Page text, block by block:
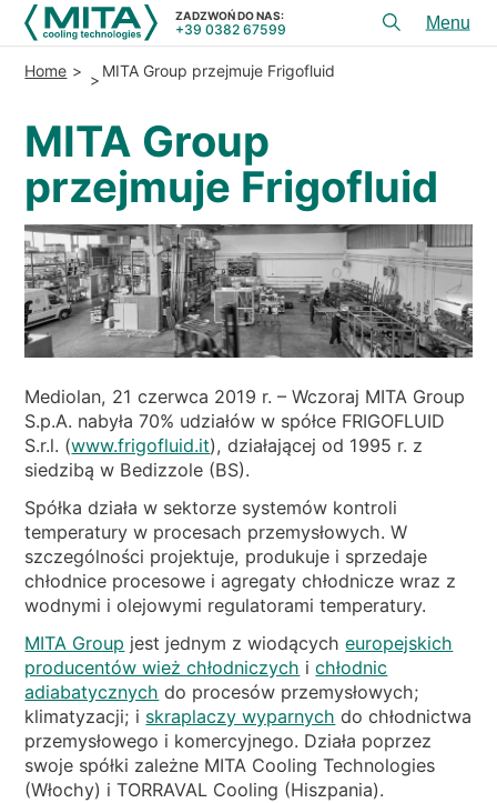
REFERENCJE
WIADOMOŚCI
KIM JESTEŚMY
ZRÓWNOWAŻONEGO
ARTYKUŁY TECHNICZNE
PL EN IT FR DE
ZADZWOŃ DO NAS:
+39 0382 67599
menu
PRODUKTY
APLIKACJE
USłUGI I DORADZTWO
SERWIS
ZASOBY
KONTAKT
Home MITA Group przejmuje Frigofluid
MITA Group
przejmuje Frigofluid
Mediolan, 21 czerwca 2019 r. – Wczoraj MITA Group
S.p.A. nabyła 70% udziałów w spółce FRIGOFLUID
S.r.l. (www.frigofluid.it), działającej od 1995 r. z
siedzibą w Bedizzole (BS).
Spółka działa w sektorze systemów kontroli
temperatury w procesach przemysłowych. W
szczególności projektuje, produkuje i sprzedaje
chłodnice procesowe i agregaty chłodnicze wraz z
wodnymi i olejowymi regulatorami temperatury.
MITA Group jest jednym z wiodącycheuropejskich
producentów wież chłodniczych ichłodnic
adiabatycznych do procesów przemysłowych;
klimatyzacji; i skraplaczy wyparnych do chłodnictwa
przemysłowego i komercyjnego. Działa poprzez
swoje spółki zależne MITA Cooling Technologies
(Włochy) i TORRAVAL Cooling (Hiszpania).